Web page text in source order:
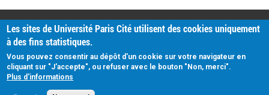
PRATIQUE
Plan d'accès
Intranet
Mentions légales
Données personnelles
Les sites de Université Paris Cité utilisent des cookies uniquement
à des fins statistiques.
Vous pouvez consentir au dépôt d'un cookie sur votre navigateur en
cliquant sur "J'accepte", ou refuser avec le bouton "Non, merci".
Plus d'informations